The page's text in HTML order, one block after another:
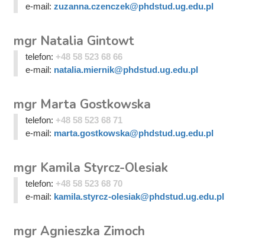
e-mail: zuzanna.czenczek@phdstud.ug.edu.pl
mgr Natalia Gintowt
telefon: +48 58 523 68 66
e-mail: natalia.miernik@phdstud.ug.edu.pl
mgr Marta Gostkowska
telefon: +48 58 523 68 71
e-mail: marta.gostkowska@phdstud.ug.edu.pl
mgr Kamila Styrcz-Olesiak
telefon: +48 58 523 68 70
e-mail: kamila.styrcz-olesiak@phdstud.ug.edu.pl
mgr Agnieszka Zimoch